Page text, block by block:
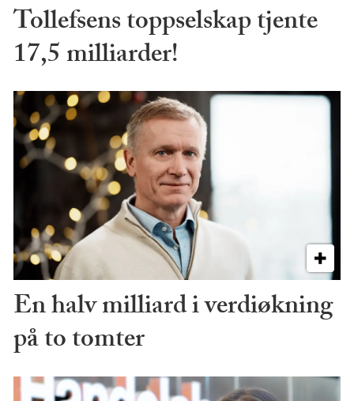
Tollefsens toppselskap tjente
17,5 milliarder!
En halv milliard i verdiøkning
på to tomter